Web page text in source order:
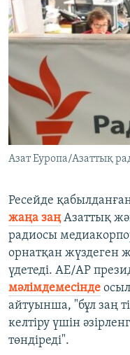
АРНАЙЫ ЖОБАЛАР
Русский
ЖАЗЫЛЫҢЫЗ
Басқа тілдерде
Азат Еуропа/Азаттық
Ресейде
жаңа заңАзаттық
радиосы
орнатқан жүздеген
үдетеді. АЕ/АР
мәлімдемесінде
айтуынша, "бұл заң
келтіру үшін
төндіреді".